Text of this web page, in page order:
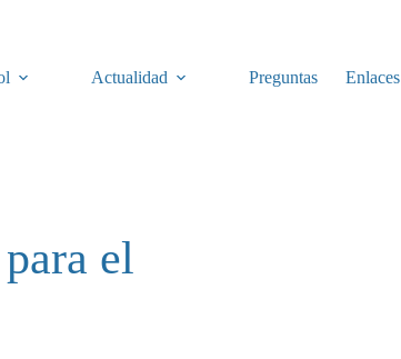
Actualidad Preguntas Enlaces
el